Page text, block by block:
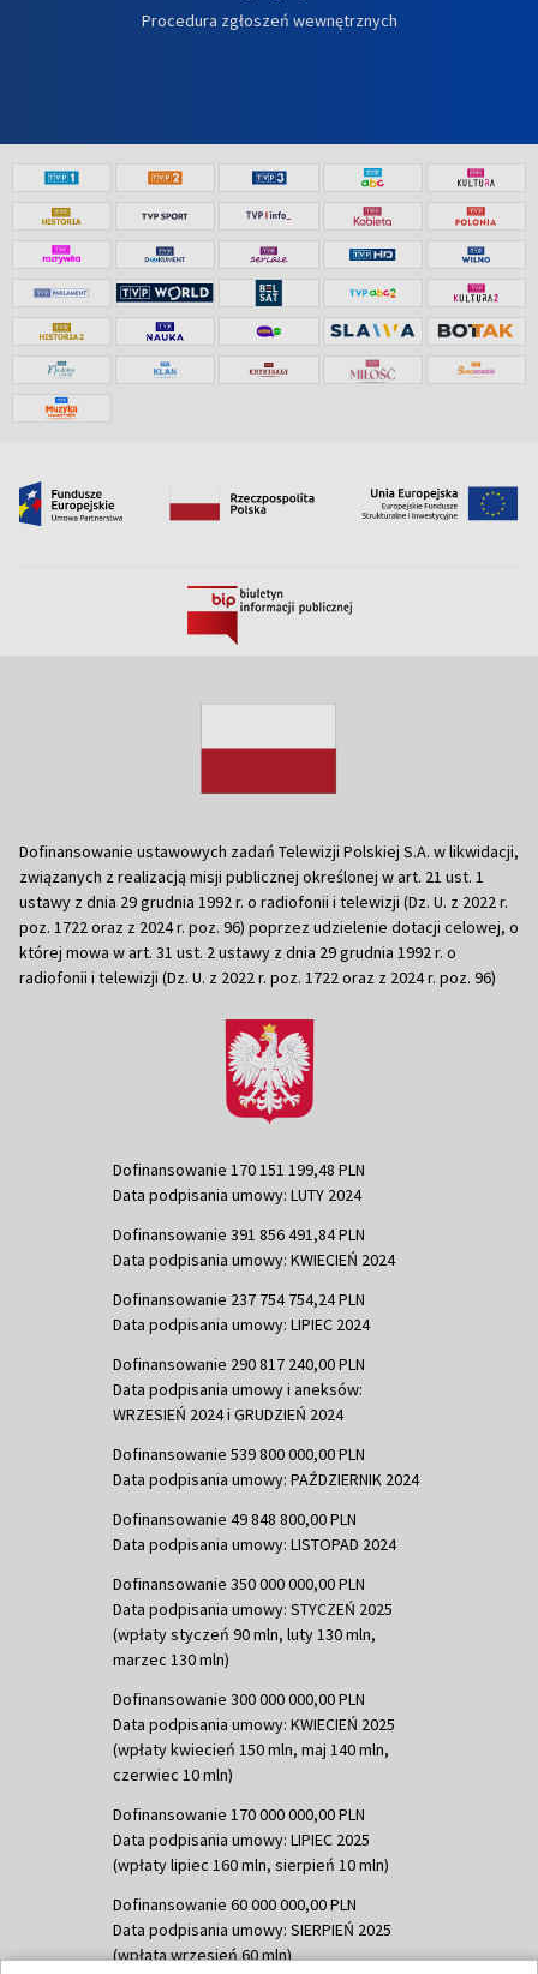
Procedura zgłoszeń wewnętrznych
Dofinansowanie ustawowych zadań Telewizji Polskiej S.A. w likwidacji,
związanych z realizacją misji publicznej określonej w art. 21 ust. 1
ustawy z dnia 29 grudnia 1992 r. o radiofonii i telewizji (Dz. U. z 2022 r.
poz. 1722 oraz z 2024 r. poz. 96) poprzez udzielenie dotacji celowej, o
której mowa w art. 31 ust. 2 ustawy z dnia 29 grudnia 1992 r. o
radiofonii i telewizji (Dz. U. z 2022 r. poz. 1722 oraz z 2024 r. poz. 96)
Dofinansowanie 170 151 199,48 PLN
Data podpisania umowy: LUTY 2024
Dofinansowanie 391 856 491,84 PLN
Data podpisania umowy: KWIECIEŃ 2024
Dofinansowanie 237 754 754,24 PLN
Data podpisania umowy: LIPIEC 2024
Dofinansowanie 290 817 240,00 PLN
Data podpisania umowy i aneksów:
WRZESIEŃ 2024 i GRUDZIEŃ 2024
Dofinansowanie 539 800 000,00 PLN
Data podpisania umowy: PAŹDZIERNIK 2024
Dofinansowanie 49 848 800,00 PLN
Data podpisania umowy: LISTOPAD 2024
Dofinansowanie 350 000 000,00 PLN
Data podpisania umowy: STYCZEŃ 2025
(wpłaty styczeń 90 mln, luty 130 mln,
marzec 130 mln)
Dofinansowanie 300 000 000,00 PLN
Data podpisania umowy: KWIECIEŃ 2025
(wpłaty kwiecień 150 mln, maj 140 mln,
czerwiec 10 mln)
Dofinansowanie 170 000 000,00 PLN
Data podpisania umowy: LIPIEC 2025
(wpłaty lipiec 160 mln, sierpień 10 mln)
Dofinansowanie 60 000 000,00 PLN
Data podpisania umowy: SIERPIEŃ 2025
(wpłata wrzesień 60 mln)